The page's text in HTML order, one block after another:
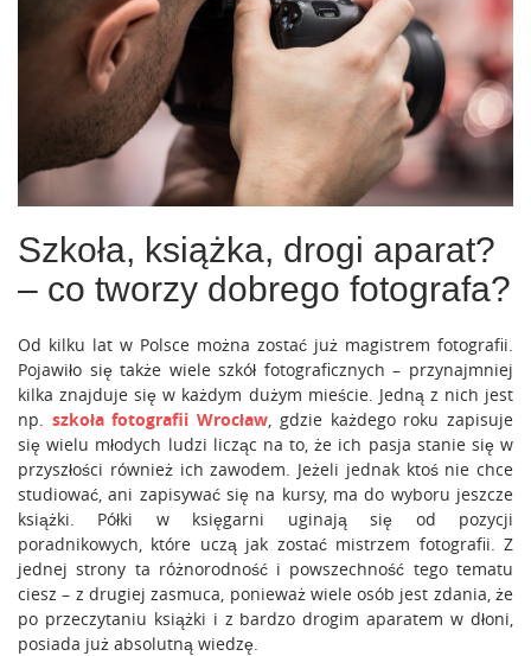
Szkoła, książka, drogi aparat?
– co tworzy dobrego fotografa?
Od kilku lat w Polsce można zostać już magistrem fotografii.
Pojawiło się także wiele szkół fotograficznych – przynajmniej
kilka znajduje się w każdym dużym mieście. Jedną z nich jest
np.
szkoła fotografii Wrocław , gdzie każdego roku zapisuje
się wielu młodych ludzi licząc na to, że ich pasja stanie się w
przyszłości również ich zawodem.
Jeżeli jednak ktoś nie chce
studiować, ani zapisywać się na kursy, ma do wyboru jeszcze
książki. Półki w księgarni uginają się od pozycji
poradnikowych, które uczą jak zostać mistrzem fotografii. Z
jednej strony ta różnorodność i powszechność tego tematu
ciesz – z drugiej zasmuca, ponieważ wiele osób jest zdania, że
po przeczytaniu książki i z bardzo drogim aparatem w dłoni,
posiada już absolutną wiedzę.